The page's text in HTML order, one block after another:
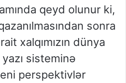
qeyd olunur ki,
sonra
xalqımızın dünya
yazı sisteminə
perspektivlər